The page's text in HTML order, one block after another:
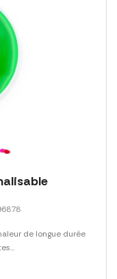
de longue durée